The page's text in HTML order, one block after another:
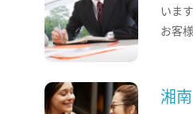
います
お客
湘